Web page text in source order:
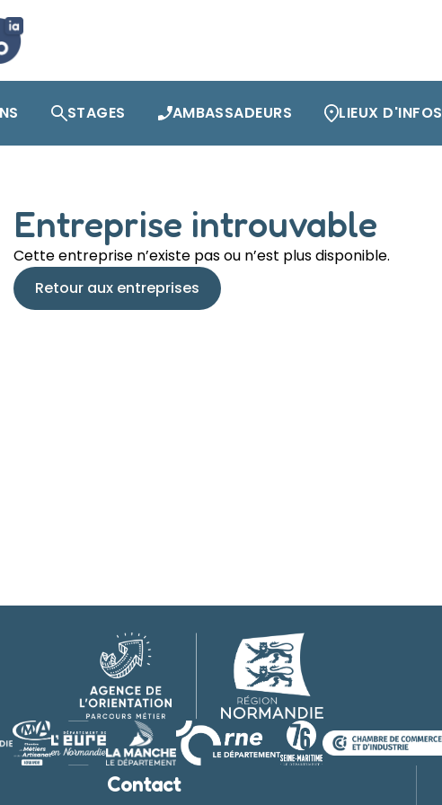
STAGES AMBASSADEURS LIEUX D'INFOS
Entreprise introuvable
Cette entreprise n’existe pas ou n’est plus disponible.
Retour aux entreprises
Contact